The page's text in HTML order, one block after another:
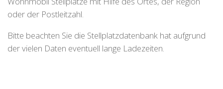
oder der Postleitzahl.
Bitte beachten Sie die Stellplatzdatenbank hat aufgrund
der vielen Daten eventuell lange Ladezeiten.